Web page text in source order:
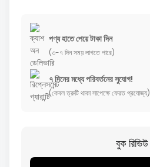
পণ্য হাতে পেয়ে টাকা দিন
(৩-৭ দিন সময় লাগতে পারে)
৭ দিনের মধ্যে পরিবর্তনের সুযোগ!
(কেবল ত্রুটি থাকা সাপেক্ষে ফেরত প্রযোজ্য)
বুক রিভিউ